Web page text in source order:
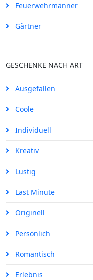
Feuerwehrmänner
Gärtner
GESCHENKE NACH ART
Ausgefallen
Coole
Individuell
Kreativ
Lustig
Last Minute
Originell
Persönlich
Romantisch
Erlebnis